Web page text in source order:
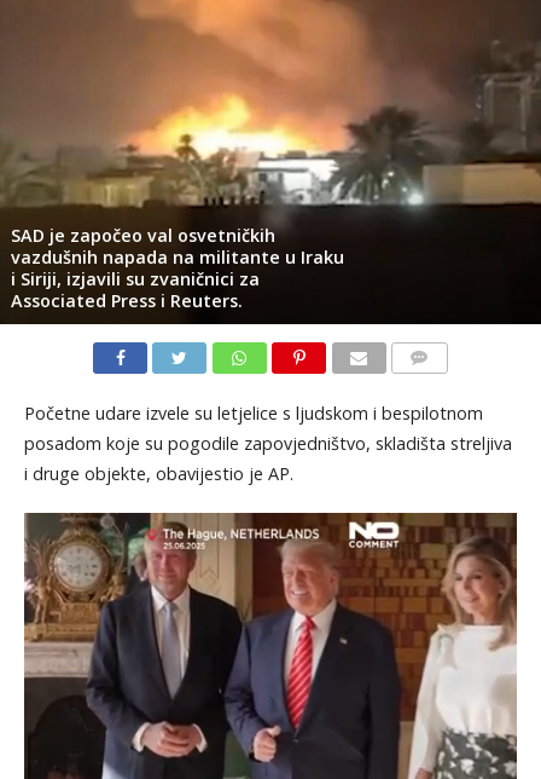
SAD je započeo val osvetničkih
vazdušnih napada na militante u Iraku
i Siriji, izjavili su zvaničnici za
Associated Press i Reuters.
Početne udare izvele su letjelice s ljudskom i bespilotnom
posadom koje su pogodile zapovjedništvo, skladišta streljiva
i druge objekte, obavijestio je AP.